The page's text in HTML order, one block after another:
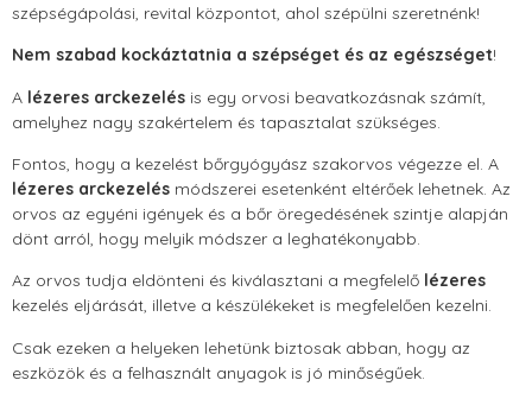
szépségápolási, revital központot, ahol szépülni szeretnénk!
Nem szabad kockáztatnia a szépséget és az egészséget!
A lézeres arckezelés is egy orvosi beavatkozásnak számít,
amelyhez nagy szakértelem és tapasztalat szükséges.
Fontos, hogy a kezelést bőrgyógyász szakorvos végezze el. A
lézeres arckezelés módszerei esetenként eltérőek lehetnek. Az
orvos az egyéni igények és a bőr öregedésének szintje alapján
dönt arról, hogy melyik módszer a leghatékonyabb.
Az orvos tudja eldönteni és kiválasztani a megfelelő lézeres
kezelés eljárását, illetve a készülékeket is megfelelően kezelni.
Csak ezeken a helyeken lehetünk biztosak abban, hogy az
eszközök és a felhasznált anyagok is jó minőségűek.